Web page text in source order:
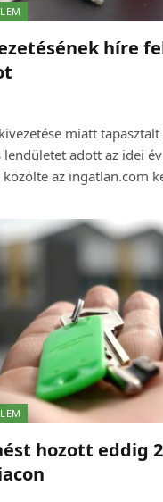
híre
miatt tapasztalt
lendületet adott az idei
közölte az ingatlan.com
hozott eddig